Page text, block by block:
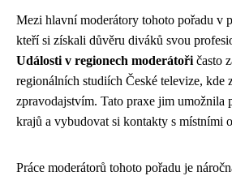
Mezi hlavní moderátory tohoto pořadu v
kteří si získali důvěru diváků svou
Události v regionech moderátořičasto
regionálních studiích České televize, kde
zpravodajstvím. Tato praxe jim
krajů a vybudovat si kontakty s místními
Práce moderátorů tohoto pořadu je